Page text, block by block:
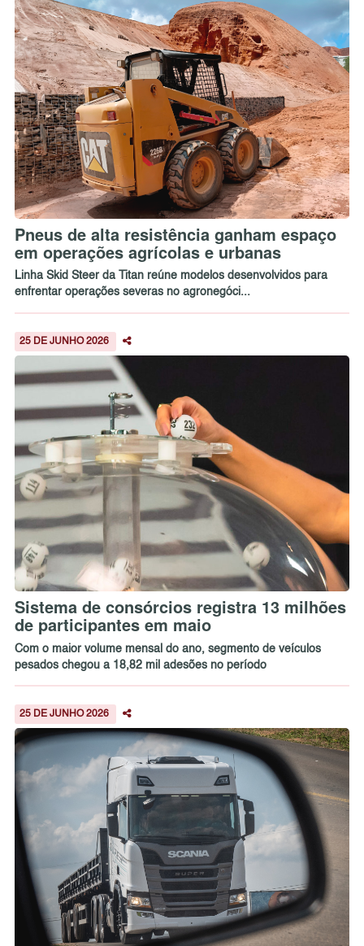
Pneus de alta resistência ganham espaço
em operações agrícolas e urbanas
Linha Skid Steer da Titan reúne modelos desenvolvidos para
enfrentar operações severas no agronegóci...
25 DE JUNHO 2026
Sistema de consórcios registra 13 milhões
de participantes em maio
Com o maior volume mensal do ano, segmento de veículos
pesados chegou a 18,82 mil adesões no período
25 DE JUNHO 2026